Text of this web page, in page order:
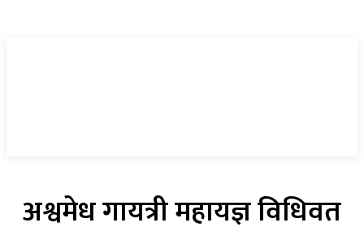
अश्वमेध गायत्री महायज्ञ विधिवत